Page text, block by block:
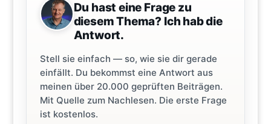
Du hast eine Frage zu
diesem Thema? Ich hab die
Antwort.
Stell sie einfach — so, wie sie dir gerade
einfällt. Du bekommst eine Antwort aus
meinen über 20.000 geprüften Beiträgen.
Mit Quelle zum Nachlesen. Die erste Frage
ist kostenlos.